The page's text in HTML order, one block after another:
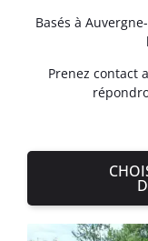
Basés à
Prenez contact